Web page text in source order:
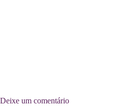
Deixe um comentário